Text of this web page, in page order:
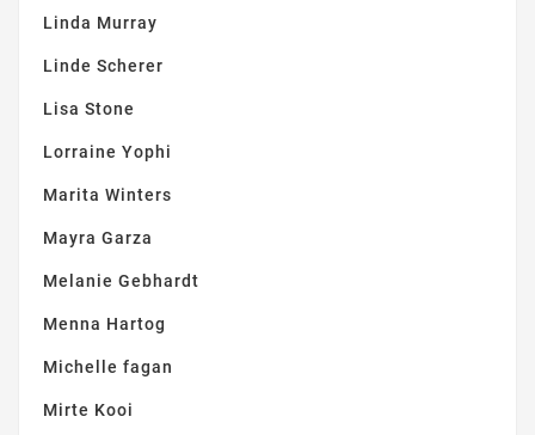
Linda Murray
Linde Scherer
Lisa Stone
Lorraine Yophi
Marita Winters
Mayra Garza
Melanie Gebhardt
Menna Hartog
Michelle fagan
Mirte Kooi